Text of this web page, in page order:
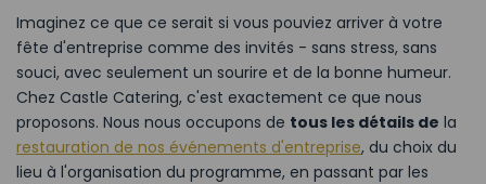
Imaginez ce que ce serait si vous pouviez arriver à votre
fête d'entreprise comme des invités - sans stress, sans
souci, avec seulement un sourire et de la bonne humeur.
Chez Castle Catering, c'est exactement ce que nous
proposons. Nous nous occupons de tous les détails de la
restauration de nos événements d'entreprise, du choix du
lieu à l'organisation du programme, en passant par les